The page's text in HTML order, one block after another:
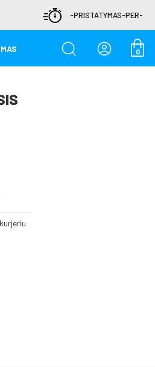
-PRISTATYMAS-PER-
0